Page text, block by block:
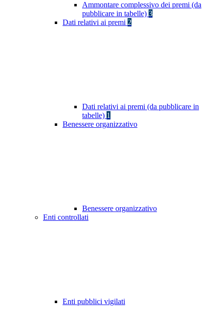
Ammontare complessivo dei premi (da
pubblicare in tabelle) 3
Dati relativi ai premi 2
Dati relativi ai premi (da pubblicare in
tabelle) 1
Benessere organizzativo
Benessere organizzativo
Enti controllati
Enti pubblici vigilati